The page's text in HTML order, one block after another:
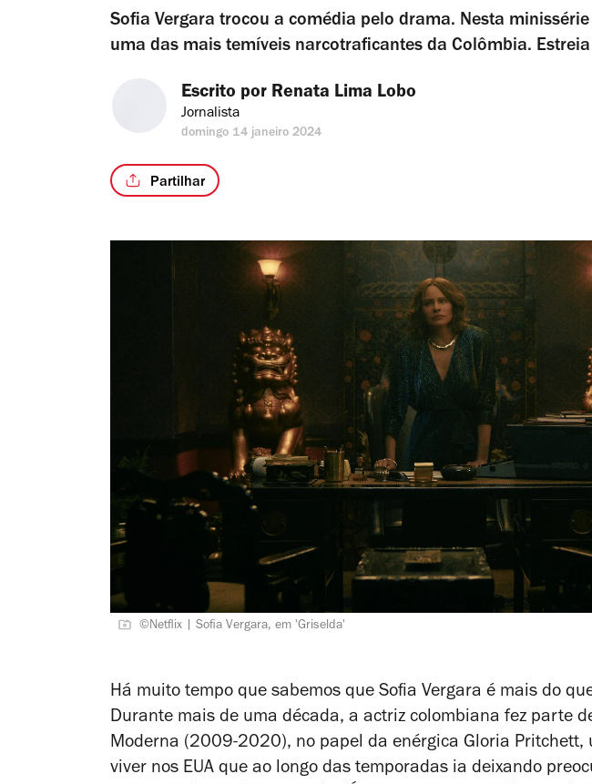
Sofia Vergara trocou a comédia pelo drama. Nesta
uma das mais temíveis narcotraficantes da Colômbia.
Escrito por Renata Lima Lobo
Jornalista
domingo 14 janeiro 2024
Partilhar
©Netflix | Sofia Vergara, em 'Griselda'
Há muito tempo que sabemos que Sofia Vergara é mais do
Durante mais de uma década, a actriz colombiana fez parte
Moderna (2009-2020), no papel da enérgica Gloria Pritchett,
viver nos EUA que ao longo das temporadas ia deixando